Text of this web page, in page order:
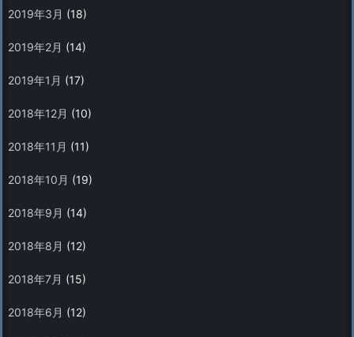
2019年3月 (18)
2019年2月 (14)
2019年1月 (17)
2018年12月 (10)
2018年11月 (11)
2018年10月 (19)
2018年9月 (14)
2018年8月 (12)
2018年7月 (15)
2018年6月 (12)